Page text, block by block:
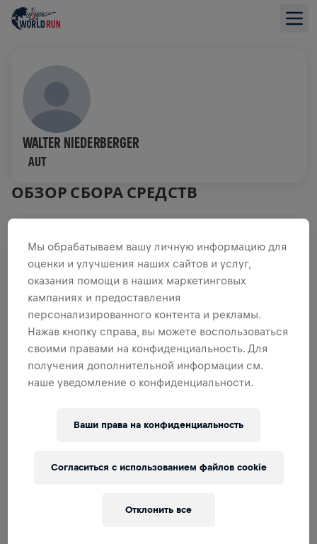
WALTER NIEDERBERGER
AUT
ОБЗОР СБОРА СРЕДСТВ
СБОР СРЕДСТВ ПОЖЕРТВОВАТЬ
Внеси свой вклад в общее дело! 100%
пожертвований отправятся на исследования травм
спинного мозга.
ИСТОРИЯ
04 мая 2025 г.
Мы обрабатываем вашу личную информацию для
оценки и улучшения наших сайтов и услуг,
оказания помощи в наших маркетинговых
кампаниях и предоставления
персонализированного контента и рекламы.
Нажав кнопку справа, вы можете воспользоваться
своими правами на конфиденциальность. Для
получения дополнительной информации см.
наше уведомление о конфиденциальности.
Ваши права на конфиденциальность
Отклонить все
Согласиться с использованием файлов cookie